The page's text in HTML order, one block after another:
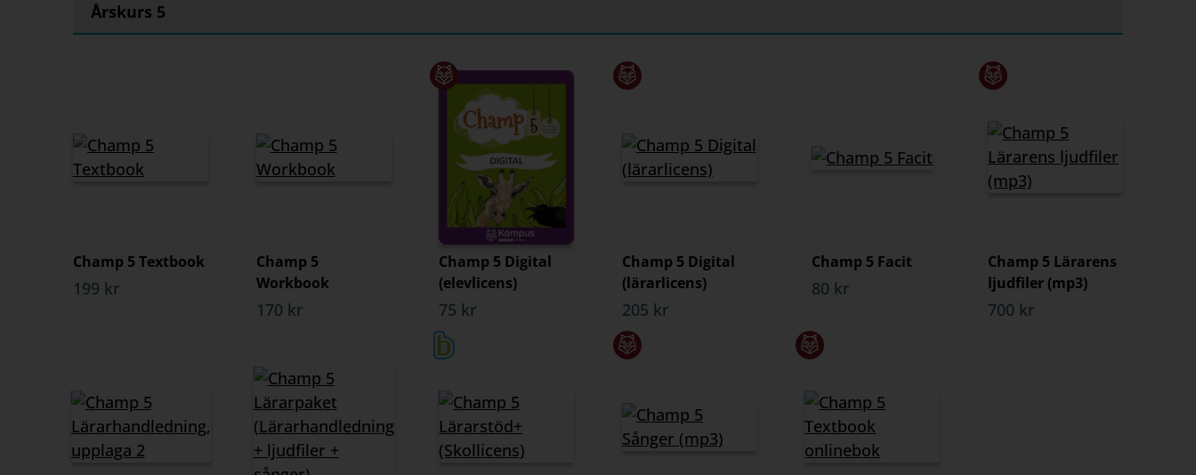
Årskurs 5
Champ 5 Textbook
199 kr
Champ 5
Workbook
170 kr
Champ 5 Digital
(elevlicens)
75 kr
Champ 5 Digital
(lärarlicens)
205 kr
Champ 5 Facit
80 kr
Champ 5 Lärarens
ljudfiler (mp3)
700 kr